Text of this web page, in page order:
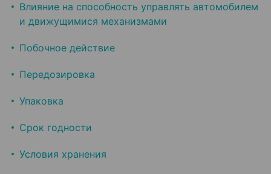
Влияние на способность управлять автомобилем
и движущимися механизмами
Побочное действие
Передозировка
Упаковка
Срок годности
Условия хранения